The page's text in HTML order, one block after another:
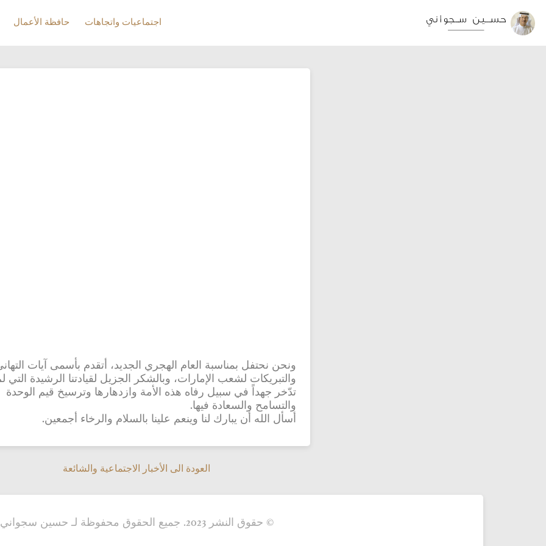
اجتماعيات واتجاهات حافظة الأعمال
ونحن نحتفل بمناسبة العام الهجري الجديد، أتقدم بأسمى آيات
والتبريكات لشعب الإمارات، وبالشكر الجزيل لقيادتنا الرشيدة التي
تدّخر جهداً في سبيل رفاه هذه الأمة وازدهارها وترسيخ قيم الوحدة
والتسامح والسعادة فيها.
أسأل الله أن يبارك لنا وينعم علينا بالسلام والرخاء أجمعين.
العودة الى الأخبار الاجتماعية والشائعة
© حقوق النشر 2023. جميع الحقوق محفوظة لـ حسين سجواني